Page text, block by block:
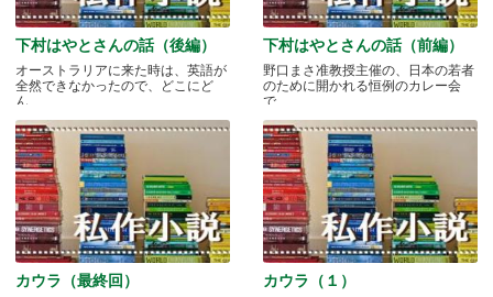
下村はやとさんの話（後編）
オーストラリアに来た時は、英語が
全然できなかったので、どこにど
ん.....
下村はやとさんの話（前編）
野口まさ准教授主催の、日本の若者
のために開かれる恒例のカレー会
で.....
カウラ（最終回） カウラ（１）